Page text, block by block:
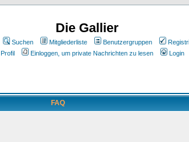
Die Gallier
Suchen Mitgliederliste Benutzergruppen
Profil
Einloggen, um private Nachrichten zu lesen Login
FAQ